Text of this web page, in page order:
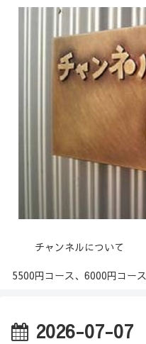
チャンネルについて
5500円コース、6000円コース
2026-07-07